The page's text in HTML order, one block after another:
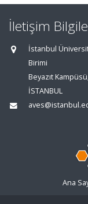
İletişim
İstanbul
Birimi
Beyazıt
İSTANBUL
Ana